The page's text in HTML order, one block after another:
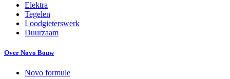
Elektra
Tegelen
Loodgieterswerk
Duurzaam
Over Novo Bouw
Novo formule